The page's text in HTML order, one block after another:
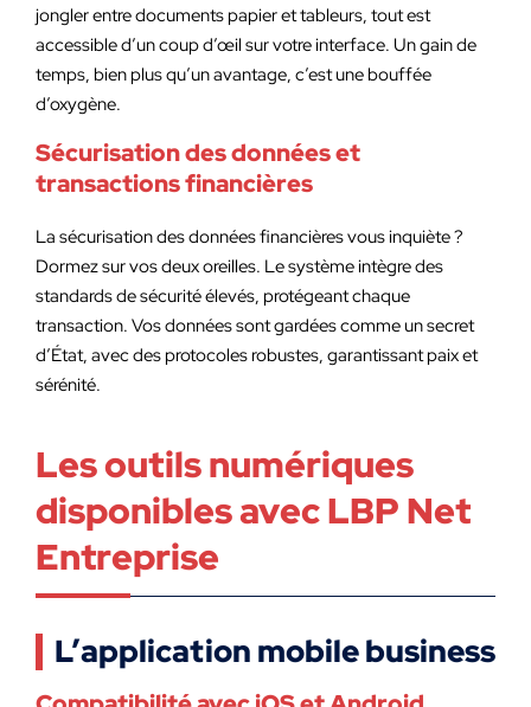
jongler entre documents papier et tableurs, tout est
accessible d’un coup d’œil sur votre interface. Un gain de
temps, bien plus qu’un avantage, c’est une bouffée
d’oxygène.
Sécurisation des données et
transactions financières
La sécurisation des données financières vous inquiète ?
Dormez sur vos deux oreilles. Le système intègre des
standards de sécurité élevés, protégeant chaque
transaction. Vos données sont gardées comme un secret
d’État, avec des protocoles robustes, garantissant paix et
sérénité.
Les outils numériques
disponibles avec LBP Net
Entreprise
L’application mobile business